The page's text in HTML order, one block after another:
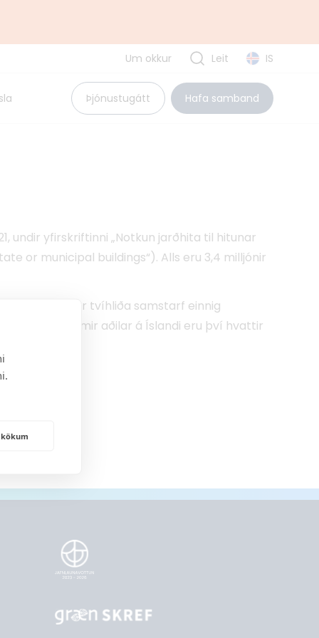
Uppbyggingarsjóður EES
Pólland
Um okkur Leit IS
Þjónustugátt Hafa samband
undir yfirskriftinni „Notkun jarðhita til hitunar
or municipal buildings“). Alls eru 3,4 milljónir
Þá er tvíhliða samstarf einnig
Áhugasamir aðilar á Íslandi eru því hvattir